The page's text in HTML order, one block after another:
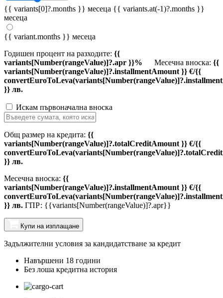
{{ variants[0]?.months }} месеца {{ variants.at(-1)?.months }}
месеца
{{ variant.months }} месеца
Годишен процент на разходите: {{
variants[Number(rangeValue)]?.apr }}%
Месечна вноска: {{
variants[Number(rangeValue)]?.installmentAmount }} €/{{
}} лв.
Искам първоначална вноска
Общ размер на кредита: {{
variants[Number(rangeValue)]?.totalCreditAmount }} €/{{
}} лв.
Месечна вноска: {{
variants[Number(rangeValue)]?.installmentAmount }} €/{{
}} лв. ГПР: {{variants[Number(rangeValue)]?.apr}}
Купи на изплащане
Задължителни условия за кандидатстване за кредит
Навършени 18 години
Без лоша кредитна история